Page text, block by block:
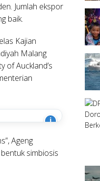
Jumlah ekspor
baik.
Kajian
Malang
of Auckland’s
i
Ageng
simbiosis